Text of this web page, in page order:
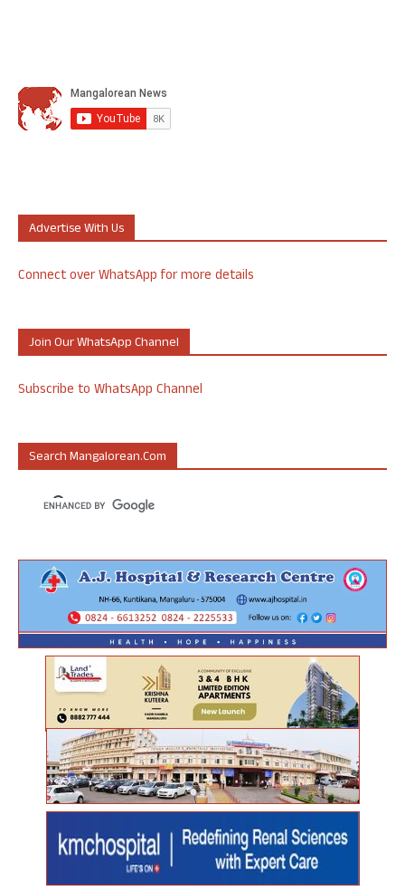
Advertise With Us
Connect over WhatsApp for more details
Join Our WhatsApp Channel
Subscribe to WhatsApp Channel
Search Mangalorean.com